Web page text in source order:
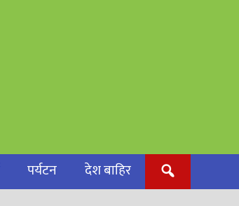
पर्यटन देश बाहिर